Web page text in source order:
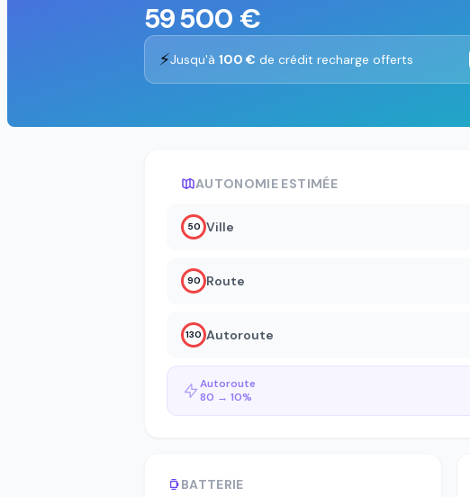
59 500 €
⚡Jusqu'à 100 € de crédit recharge offerts
AUTONOMIE ESTIMÉE
50 Ville
90 Route
130 Autoroute
Autoroute
80 → 10%
BATTERIE